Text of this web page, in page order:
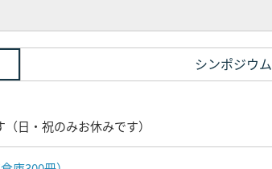
シンポジウム
日・祝のみお休みです）